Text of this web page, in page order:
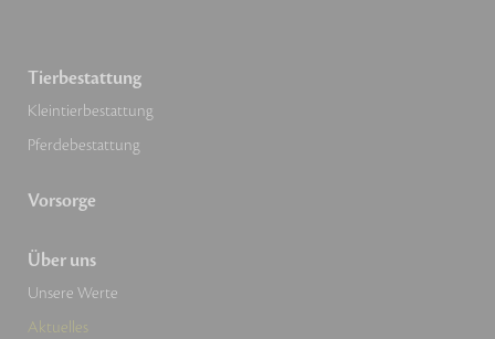
Tierbestattung
Kleintierbestattung
Pferdebestattung
Vorsorge
Über uns
Unsere Werte
Aktuelles